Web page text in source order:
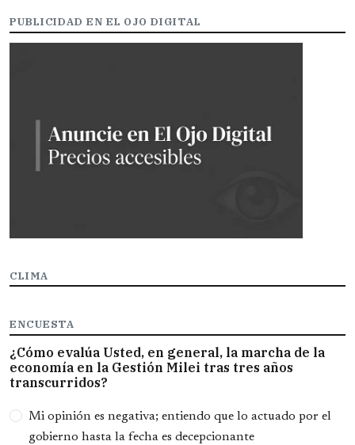
PUBLICIDAD EN EL OJO DIGITAL
CLIMA
ENCUESTA
¿Cómo evalúa Usted, en general, la marcha de la
economía en la Gestión Milei tras tres años
transcurridos?
Opciones
Mi opinión es negativa; entiendo que lo actuado por el
gobierno hasta la fecha es decepcionante